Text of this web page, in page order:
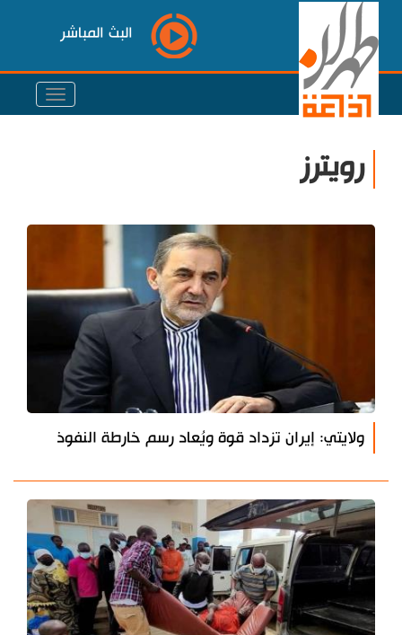
البث المباشر
رويترز
ولايتي: إيران تزداد قوة ويُعاد رسم خارطة النفوذ